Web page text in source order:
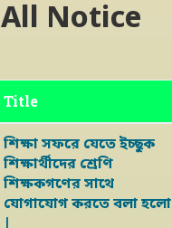
All Notice
Title
শিক্ষা সফরে যেতে ইচ্ছুক
শিক্ষার্থীদের শ্রেণি
শিক্ষকগণের সাথে
যোগাযোগ করতে বলা হলো